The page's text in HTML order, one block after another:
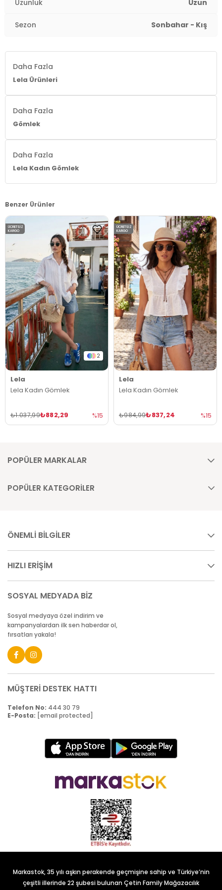
Uzunluk Uzun
Sezon Sonbahar - Kış
Daha Fazla
Lela Ürünleri
Daha Fazla
Gömlek
Daha Fazla
Lela Kadın Gömlek
Benzer Ürünler
2
Lela
Lela Kadın Gömlek
₺882,29
₺1.037,99 %15
ÜCRETSIZ
KARGO
Lela
Lela Kadın Gömlek
₺837,24
₺984,99 %15
ÜCRETSIZ
KARGO
POPÜLER MARKALAR
POPÜLER KATEGORİLER
ÖNEMLİ BİLGİLER
HIZLI ERİŞİM
SOSYAL MEDYADA BİZ
Sosyal medyaya özel indirim ve
kampanyalardan ilk sen haberdar ol,
fırsatları yakala!
MÜŞTERİ DESTEK HATTI
Telefon No: 444 30 79
E-Posta: [email protected]
Markastok, 35 yılı aşkın perakende geçmişine sahip ve Türkiye’nin
çeşitli illerinde 22 şubesi bulunan Çetin Family Mağazacılık